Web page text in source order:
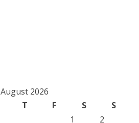
August 2026
T F S
S
1
2